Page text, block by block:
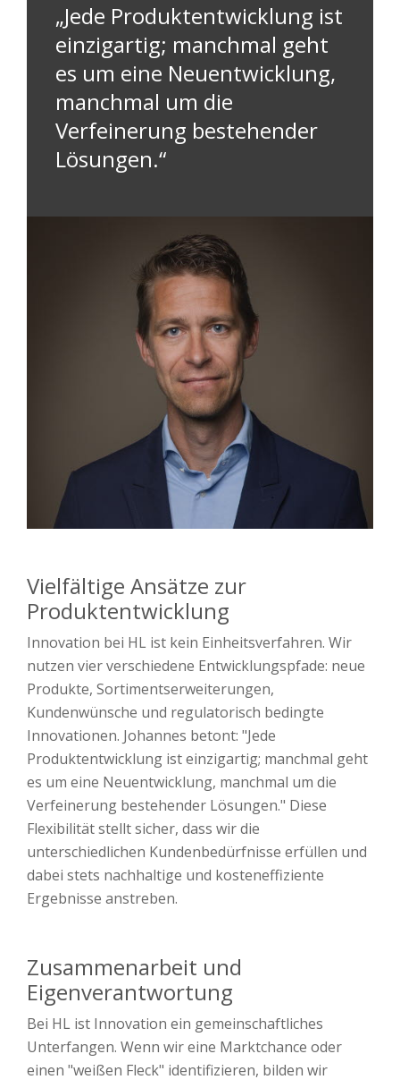
„Jede Produktentwicklung ist
einzigartig; manchmal geht
es um eine Neuentwicklung,
manchmal um die
Verfeinerung bestehender
Lösungen.“
Vielfältige Ansätze zur
Produktentwicklung
Innovation bei HL ist kein Einheitsverfahren. Wir
nutzen vier verschiedene Entwicklungspfade: neue
Produkte, Sortimentserweiterungen,
Kundenwünsche und regulatorisch bedingte
Innovationen. Johannes betont: "Jede
Produktentwicklung ist einzigartig; manchmal geht
es um eine Neuentwicklung, manchmal um die
Verfeinerung bestehender Lösungen." Diese
Flexibilität stellt sicher, dass wir die
unterschiedlichen Kundenbedürfnisse erfüllen und
dabei stets nachhaltige und kosteneffiziente
Ergebnisse anstreben.
Zusammenarbeit und
Eigenverantwortung
Bei HL ist Innovation ein gemeinschaftliches
Unterfangen. Wenn wir eine Marktchance oder
einen "weißen Fleck" identifizieren, bilden wir